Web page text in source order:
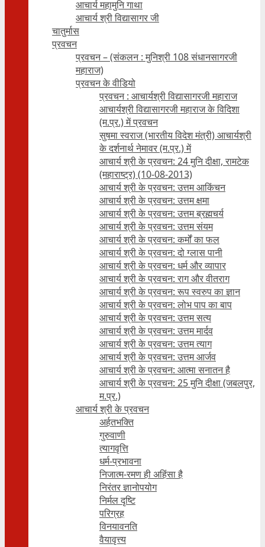
आचार्य महामुनि गाथा
आचार्य श्री विद्यासागर जी
चातुर्मास
प्रवचन
प्रवचन – (संकलन : मुनिश्री 108 संधानसागरजी
महाराज)
प्रवचन के वीडियो
प्रवचन : आचार्यश्री ‍विद्यासागरजी महाराज
आचार्यश्री विद्यासागरजी महाराज के विदिशा
(म.प्र.) में प्रवचन
सुषमा स्वराज (भारतीय विदेश मंत्री) आचार्यश्री
के दर्शनार्थ नेमावर (म.प्र.) में
आचार्य श्री के प्रवचन: 24 मुनि दीक्षा, रामटेक
(महाराष्ट्र) (10-08-2013)
आचार्य श्री के प्रवचन: उत्तम आकिंचन
आचार्य श्री के प्रवचन: उत्तम क्षमा
आचार्य श्री के प्रवचन: उत्तम ब्रह्मचर्य
आचार्य श्री के प्रवचन: उत्तम संयम
आचार्य श्री के प्रवचन: कर्मों का फल
आचार्य श्री के प्रवचन: दो ग्लास पानी
आचार्य श्री के प्रवचन: धर्म और व्यापार
आचार्य श्री के प्रवचन: राग और वीतराग
आचार्य श्री के प्रवचन: रूप स्वरुप का ज्ञान
आचार्य श्री के प्रवचन: लोभ पाप का बाप
आचार्य श्री के प्रवचन: उत्तम सत्य
आचार्य श्री के प्रवचन: उत्तम मार्दव
आचार्य श्री के प्रवचन: उत्तम त्याग
आचार्य श्री के प्रवचन: उत्तम आर्जव
आचार्य श्री के प्रवचन: आत्मा सनातन है
आचार्य श्री के प्रवचन: 25 मुनि दीक्षा (जबलपुर,
म.प्र.)
आचार्य श्री के प्रवचन
अर्हतभक्ति
गुरुवाणी
त्यागवृत्ति
धर्म-प्रभावना
निजात्म-रमण ही अहिंसा है
निरंतर ज्ञानोपयोग
निर्मल दृष्टि
परिग्रह
विनयावनति
वैयावृत्त्य